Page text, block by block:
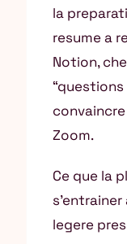
la
resume a
Notion,
“questions
Zoom.
Ce que la
legere